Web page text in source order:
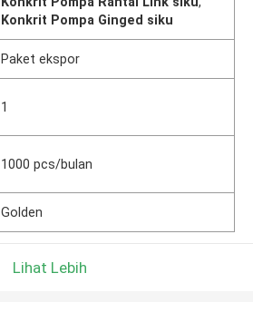
Konkrit Pompa Ginged siku
Paket ekspor
1
1000 pcs/bulan
Golden
Lihat Lebih